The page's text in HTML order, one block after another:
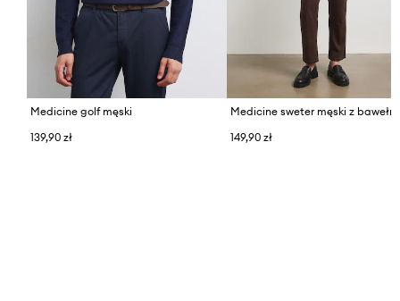
Medicine golf męski
139,90 zł
Medicine sweter męski z
149,90 zł